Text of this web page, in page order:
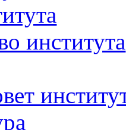
института